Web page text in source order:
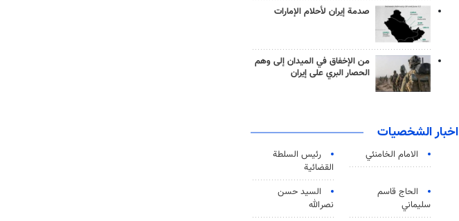
صدمة إيران لأحلام الإمارات
من الإخفاق في الميدان إلى وهم
الحصار البري على إيران
اخبار الشخصيات
الامام الخامنئي
رئیس السلطة
القضائیة
الحاج قاسم
سليماني
السيد حسن
نصرالله